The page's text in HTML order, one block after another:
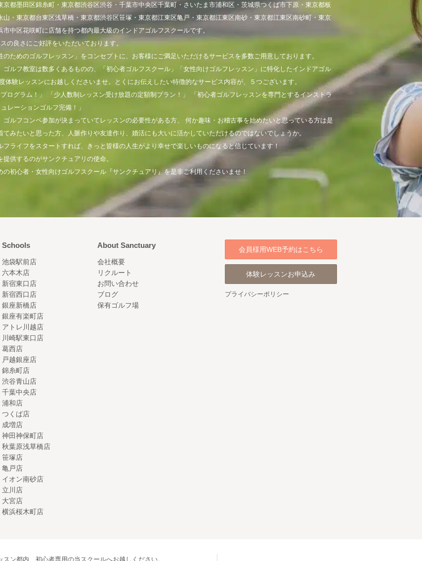
都墨田区錦糸町・東京都渋谷区渋谷・千葉市中央区千葉町・さいたま市浦和区・茨城県つくば市下原・東京都板
・東京都台東区浅草橋・東京都渋谷区笹塚・東京都江東区亀戸・東京都江東区南砂・東京都江東区南砂町・東京
中区花咲町に店舗を持つ都内最大級のインドアゴルフスクールです。
の良さにご好評をいただいております。
ためのゴルフレッスン」をコンセプトに、お客様にご満足いただけるサービスを多数ご用意しております。
ルフ教室は数多くあるものの、「初心者ゴルフスクール」「女性向けゴルフレッスン」に特化したインドアゴル
験レッスンにお越しくださいませ。とくにお伝えしたい特徴的なサービス内容が、５つございます。
ログラム！」 「少人数制レッスン受け放題の定額制プラン！」 「初心者ゴルフレッスンを専門とするインストラ
レーションゴルフ完備！」
ルフコンペ参加が決まっていてレッスンの必要性がある方、 何か趣味・お稽古事を始めたいと思っている方は是
みたいと思った方、人脈作りや友達作り、婚活にも大いに活かしていただけるのではないでしょうか。
ライフをスタートすれば、きっと皆様の人生がより幸せで楽しいものになると信じています！
供するのがサンクチュアリの使命。
初心者・女性向けゴルフスクール『サンクチュアリ』を是非ご利用くださいませ！
Schools
池袋駅前店
六本木店
新宿東口店
新宿西口店
銀座新橋店
銀座有楽町店
アトレ川越店
川崎駅東口店
葛西店
戸越銀座店
錦糸町店
渋谷青山店
千葉中央店
浦和店
つくば店
成増店
神田神保町店
秋葉原浅草橋店
笹塚店
亀戸店
イオン南砂店
立川店
大宮店
横浜桜木町店
About Sanctuary
会社概要
リクルート
お問い合わせ
ブログ
保有ゴルフ場
会員様用WEB予約はこちら
体験レッスンお申込み
プライバシーポリシー
ン都内、初心者専用の当スクールへお越しください。